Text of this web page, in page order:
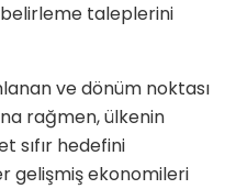
belirleme taleplerini
ve dönüm noktası
rağmen, ülkenin
sıfır hedefini
gelişmiş ekonomileri